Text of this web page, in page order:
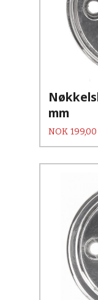
mm
Pris
NOK 199,00